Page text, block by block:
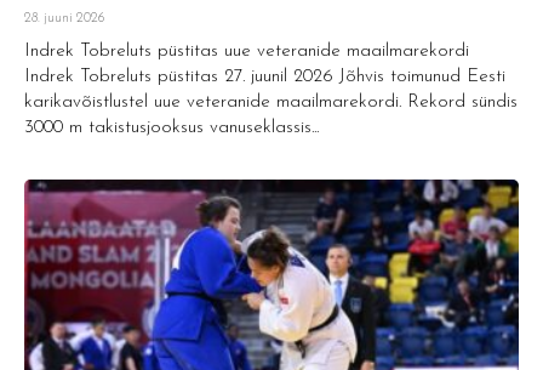
28. juuni 2026
Indrek Tobreluts püstitas uue veteranide maailmarekordi
Indrek Tobreluts püstitas 27. juunil 2026 Jõhvis toimunud Eesti
karikavõistlustel uue veteranide maailmarekordi. Rekord sündis
3000 m takistusjooksus vanuseklassis...